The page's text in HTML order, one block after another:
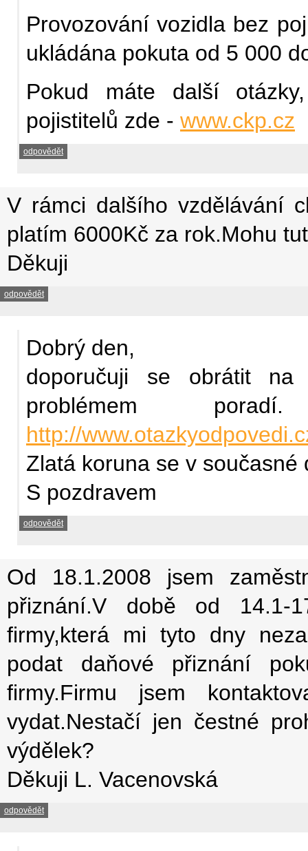
Provozování vozidla bez
ukládána pokuta od 5 000
Pokud máte další
pojistitelů zde - www.ckp.cz
odpovědět
V rámci dalšího vzdělávání
platím 6000Kč za rok.Mohu
Děkuji
odpovědět
Dobrý den,
doporučuji se obrátit
problémem
http://
Zlatá koruna se v
S pozdravem
odpovědět
Od 18.1.2008 jsem
přiznání.V době od 14.1-
firmy,která mi tyto dny
podat daňové přiznání
firmy.Firmu jsem
vydat.Nestačí jen čestné
výdělek?
Děkuji L. Vacenovská
odpovědět